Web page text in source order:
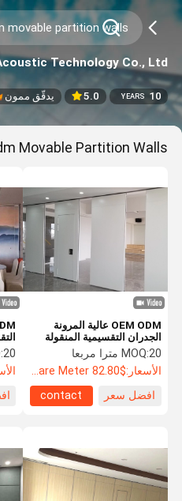
Technology Co., Ltd.
10
YEARS
5.0 يدقّق ممون
Movable Partition Walls
20 متر مربع
OEM ODM عالية المرونة
الجدران التقسيمية المنقولة
انزلاق فواصل غرفة عازلة
للصوت
MOQ:20 مترا مربعا
الأسعار:$82.80 Per Square Meter
افضل سعر
contact